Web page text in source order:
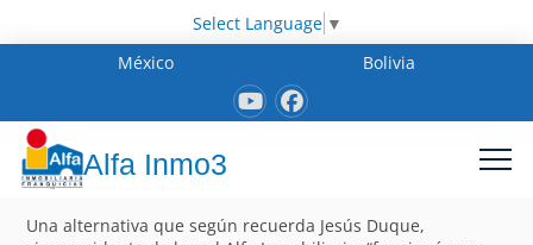
Select Language ▼
México
Bolivia
Alfa Inmo3
Una alternativa que según recuerda Jesús Duque,